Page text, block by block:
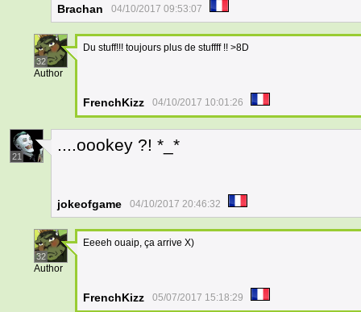
Brachan 04/10/2017 09:53:07
32
Author
Du stuff!!! toujours plus de stuffff !! >8D
FrenchKizz 04/10/2017 10:01:26
21
....oookey ?! *_*
jokeofgame 04/10/2017 20:46:32
32
Author
Eeeeh ouaip, ça arrive X)
FrenchKizz 05/07/2017 15:18:29